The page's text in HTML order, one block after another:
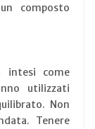
composto
intesi come
utilizzati
Non
Tenere